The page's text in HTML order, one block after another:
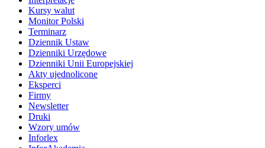
Kursy walut
Monitor Polski
Terminarz
Dziennik Ustaw
Dzienniki Urzędowe
Dzienniki Unii Europejskiej
Akty ujednolicone
Eksperci
Firmy
Newsletter
Druki
Wzory umów
Inforlex